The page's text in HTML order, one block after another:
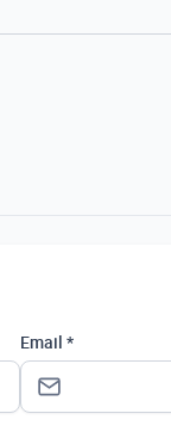
Email *